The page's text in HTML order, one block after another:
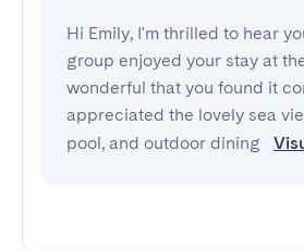
Hi Emily, I'm thrilled to hear
group enjoyed your stay at
wonderful that you found it
appreciated the lovely sea
pool, and outdoor dining